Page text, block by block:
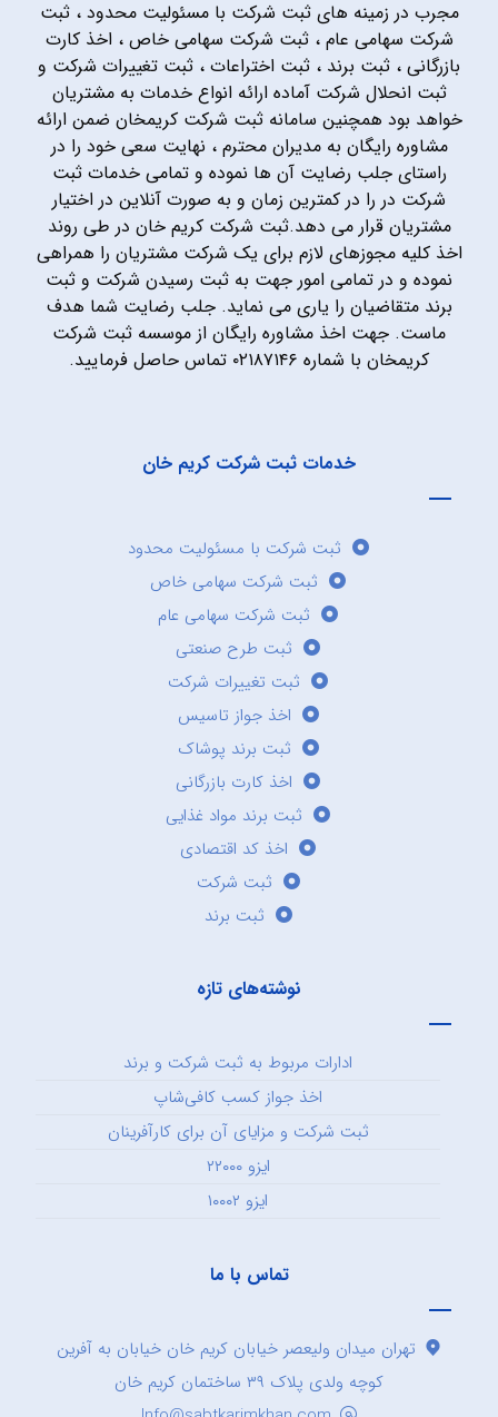
مجرب در زمینه های ثبت شرکت با مسئولیت محدود ، ثبت
شرکت سهامی عام ، ثبت شرکت سهامی خاص ، اخذ کارت
بازرگانی ، ثبت برند ، ثبت اختراعات ، ثبت تغییرات شرکت و
ثبت انحلال شرکت آماده ارائه انواع خدمات به مشتریان
خواهد بود همچنین سامانه ثبت شرکت کریمخان ضمن ارائه
مشاوره رایگان به مدیران محترم ، نهایت سعی خود را در
راستای جلب رضایت آن ها نموده و تمامی خدمات ثبت
شرکت در را در کمترین زمان و به صورت آنلاین در اختیار
مشتریان قرار می دهد.ثبت شرکت کریم خان در طی روند
اخذ کلیه مجوزهای لازم برای یک شرکت مشتریان را همراهی
نموده و در تمامی امور جهت به ثبت رسیدن شرکت و ثبت
برند متقاضیان را یاری می نماید. جلب رضایت شما هدف
ماست. جهت اخذ مشاوره رایگان از موسسه ثبت شرکت
کریمخان با شماره ۰۲۱۸۷۱۴۶ تماس حاصل فرمایید.
خدمات ثبت شرکت کریم خان
ثبت شرکت با مسئولیت محدود
ثبت شرکت سهامی خاص
ثبت شرکت سهامی عام
ثبت طرح صنعتی
ثبت تغییرات شرکت
اخذ جواز تاسیس
ثبت برند پوشاک
اخذ کارت بازرگانی
ثبت برند مواد غذایی
اخذ کد اقتصادی
ثبت شرکت
ثبت برند
نوشته‌های تازه
ادارات مربوط به ثبت شرکت و برند
اخذ جواز کسب کافی‌شاپ
ثبت شرکت و مزایای آن برای کارآفرینان
ایزو ۲۲۰۰۰
ایزو ۱۰۰۰۲
تماس با ما
تهران میدان ولیعصر خیابان کریم خان خیابان به آفرین
کوچه ولدی پلاک ۳۹ ساختمان کریم خان